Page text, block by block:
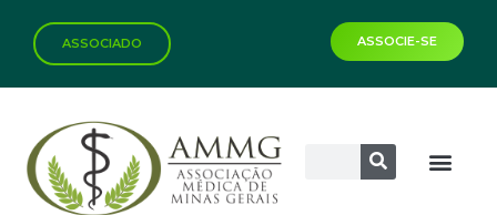
ASSOCIADO ASSOCIE-SE